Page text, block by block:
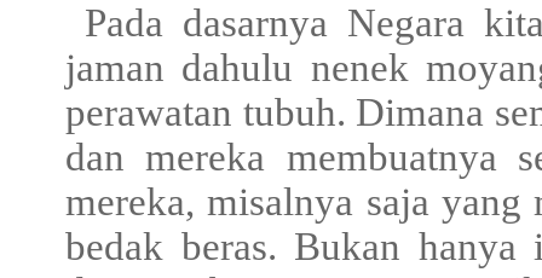
Pada dasarnya Negara
jaman dahulu nenek
perawatan tubuh. Dimana
dan mereka membuatnya
mereka, misalnya saja yang
bedak beras. Bukan